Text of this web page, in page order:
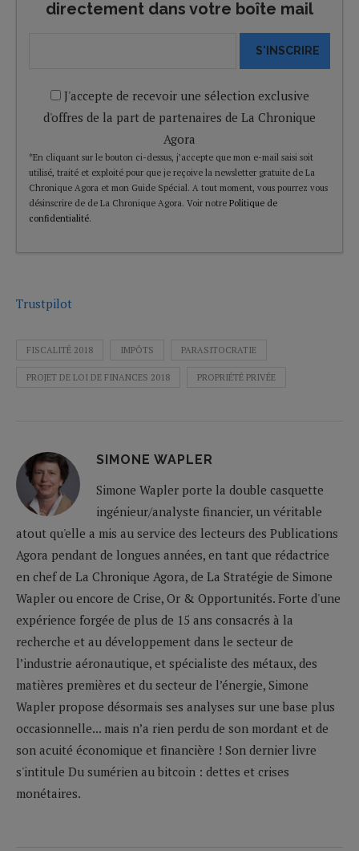
directement dans votre boîte mail
S'INSCRIRE
J'accepte de recevoir une sélection exclusive
d'offres de la part de partenaires de La Chronique
Agora
*En cliquant sur le bouton ci-dessus, j’accepte que mon e-mail saisi soit
utilisé, traité et exploité pour que je reçoive la newsletter gratuite de La
Chronique Agora et mon Guide Spécial. A tout moment, vous pourrez vous
désinscrire de de La Chronique Agora. Voir notre Politique de
confidentialité.
Trustpilot
FISCALITÉ 2018 IMPÔTS PARASITOCRATIE
PROJET DE LOI DE FINANCES 2018 PROPRIÉTÉ PRIVÉE
SIMONE WAPLER
Simone Wapler porte la double casquette
ingénieur/analyste financier, un véritable
atout qu'elle a mis au service des lecteurs des Publications
Agora pendant de longues années, en tant que rédactrice
en chef de La Chronique Agora, de La Stratégie de Simone
Wapler ou encore de Crise, Or & Opportunités. Forte d'une
expérience forgée de plus de 15 ans consacrés à la
recherche et au développement dans le secteur de
l’industrie aéronautique, et spécialiste des métaux, des
matières premières et du secteur de l’énergie, Simone
Wapler propose désormais ses analyses sur une base plus
occasionnelle... mais n’a rien perdu de son mordant et de
son acuité économique et financière ! Son dernier livre
s'intitule Du sumérien au bitcoin : dettes et crises
monétaires.